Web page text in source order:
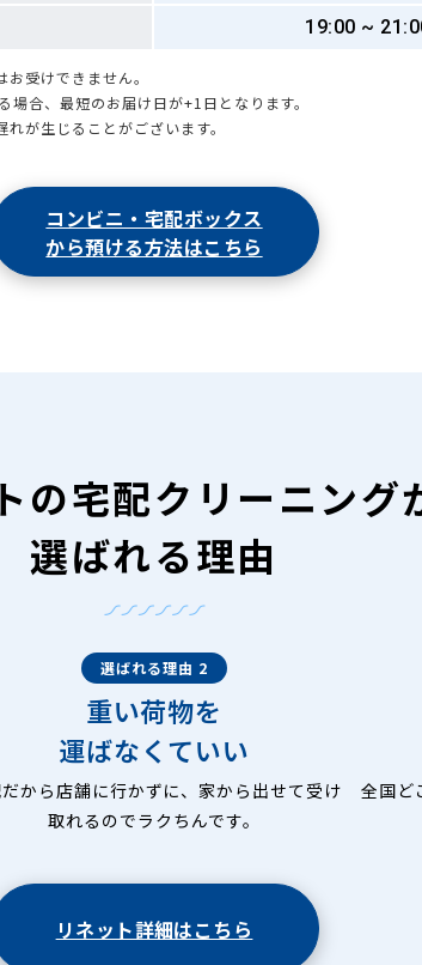
19:00 ~
受けできません。
合、最短のお届け日が+1日となります。
が生じることがございます。
コンビニ・宅配ボックス
から預ける方法はこちら
の宅配クリーニング
選ばれる理由
選ばれる理由 2
重い荷物を
運ばなくていい
から店舗に行かずに、家から出せて受け
取れるのでラクちんです。
全国ど
リネット詳細はこちら